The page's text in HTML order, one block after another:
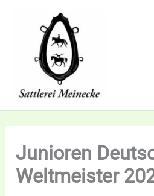
Junioren
Weltmeister